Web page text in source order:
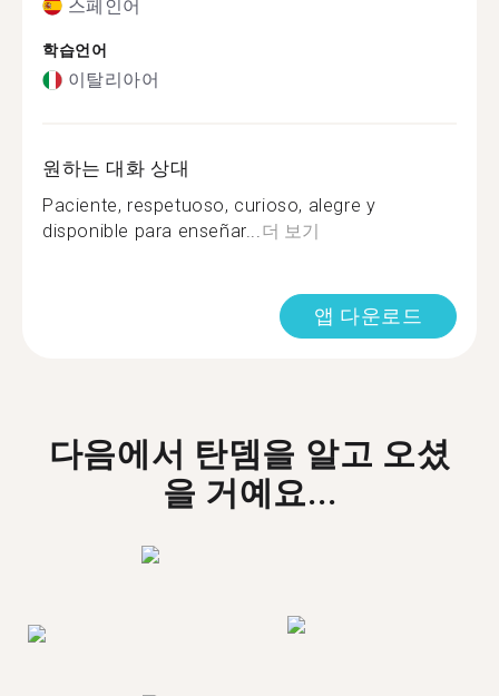
스페인어
학습언어
이탈리아어
원하는 대화 상대
Paciente, respetuoso, curioso, alegre y
disponible para enseñar...더 보기
앱 다운로드
다음에서 탄뎀을 알고 오셨
을 거예요...